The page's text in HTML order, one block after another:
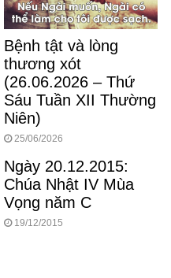
Bệnh tật và lòng
thương xót
(26.06.2026 – Thứ
Sáu Tuần XII Thường
Niên)
25/06/2026
Ngày 20.12.2015:
Chúa Nhật IV Mùa
Vọng năm C
19/12/2015